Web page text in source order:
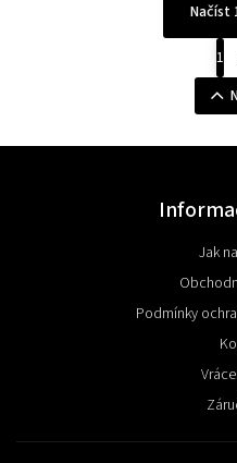
Načíst
1
Jak
Podmínky